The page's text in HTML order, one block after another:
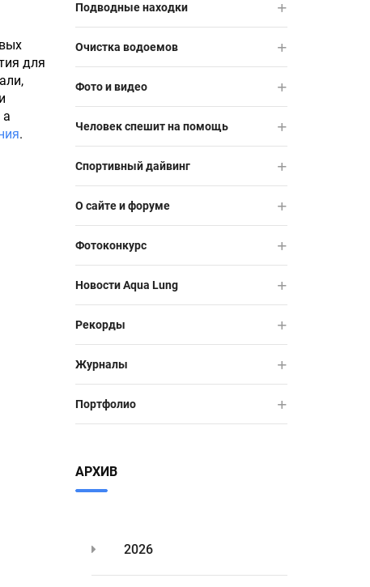
для
а
.
Подводные находки
Очистка водоемов
Фото и видео
Человек спешит на помощь
Спортивный дайвинг
О сайте и форуме
Фотоконкурс
Новости Aqua Lung
Рекорды
Журналы
Портфолио
АРХИВ
2026